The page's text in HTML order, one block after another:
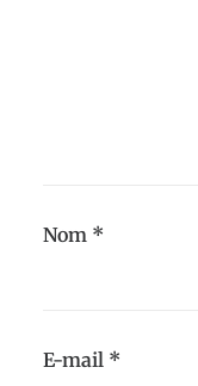
Nom *
E-mail *